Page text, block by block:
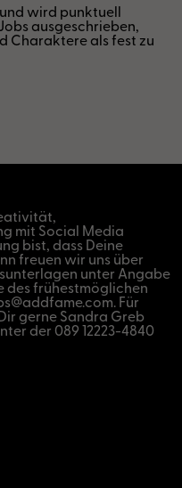
wird punktuell
ausgeschrieben,
Charaktere als fest zu
mit Social Media
bist, dass Deine
freuen wir uns über
unter Angabe
des frühestmöglichen
Für
gerne Sandra Greb
der 089 12223-4840